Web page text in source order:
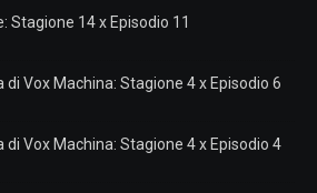
Stagione 14 x Episodio 11
di Vox Machina: Stagione 4 x Episodio 6
di Vox Machina: Stagione 4 x Episodio 4